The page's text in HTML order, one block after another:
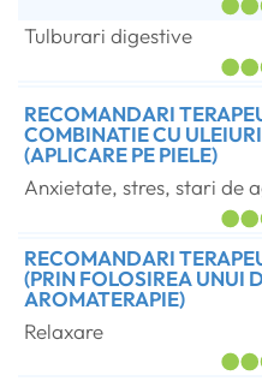
Tulburari digestive
RECOMANDARI
COMBINATIE CU
(APLICARE PE PIELE)
Anxietate, stres, stari de
RECOMANDARI
(PRIN FOLOSIREA UNUI
AROMATERAPIE)
Relaxare